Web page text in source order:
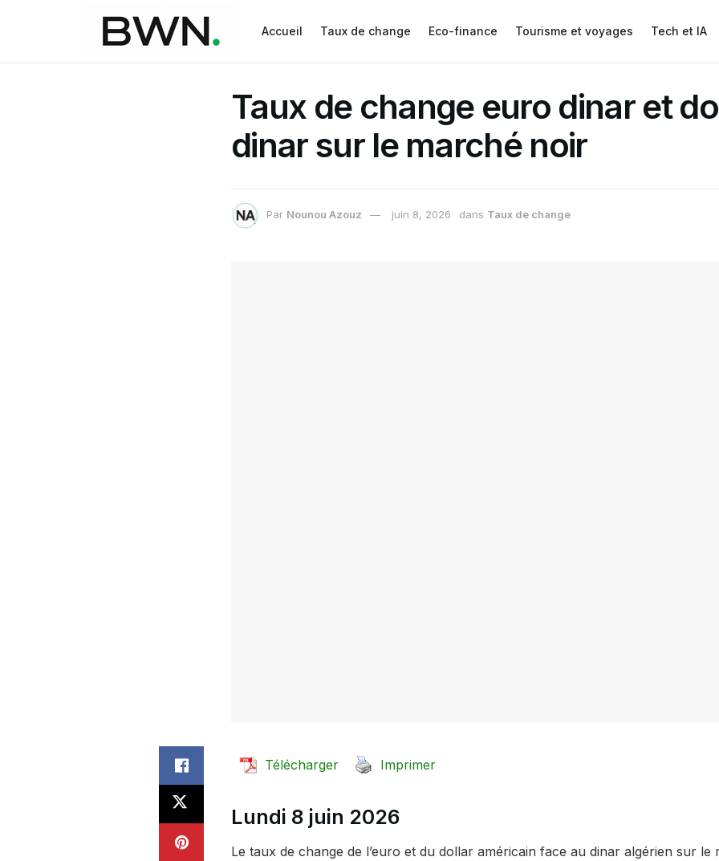
Accueil Taux de change Eco-finance Tourisme et voyages Tech et IA
Taux de change euro dinar et
dinar sur le marché noir
Par Nounou Azouz juin 8, 2026 dans Taux de change
Télécharger Imprimer
Lundi 8 juin 2026
Le taux de change de l’euro et du dollar américain face au dinar algérien sur le